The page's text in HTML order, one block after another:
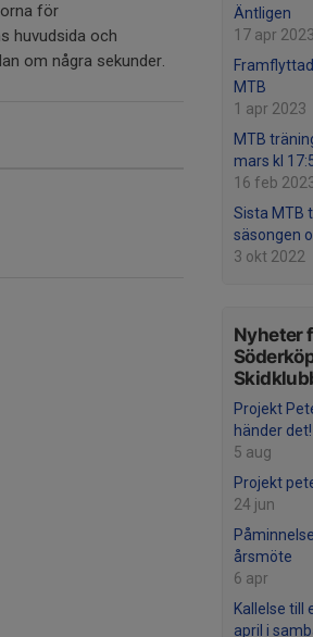
Äntligen
17 apr 2023
MTB
1 apr 2023
MTB
mars kl
16 feb
Sista MTB
säsongen
3 okt 2022
Nyheter
Projekt
händer det!
5 aug
Projekt
24 jun
årsmöte
6 apr
Kallelse till
april i
för
huvudsida och
om några sekunder.